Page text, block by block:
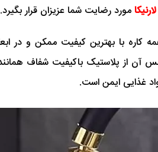
مورد رضایت شما عزیزان قرار بگیرد.
غذایی ایمن است.